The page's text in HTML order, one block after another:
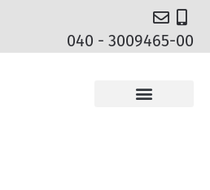
040 - 3009465-00